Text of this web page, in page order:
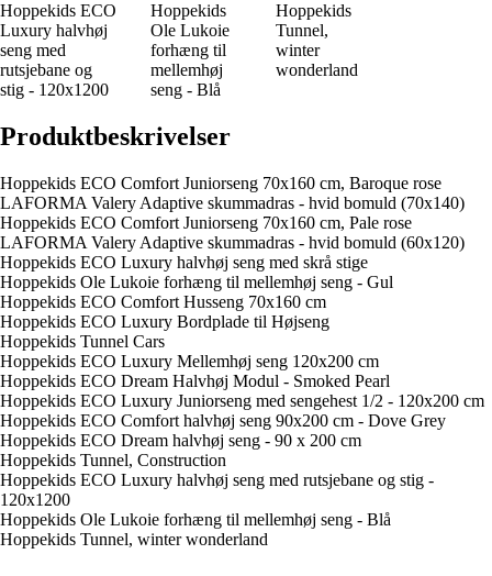
Hoppekids ECO
Luxury halvhøj
seng med
rutsjebane og
stig - 120x1200
Hoppekids
Ole Lukoie
forhæng til
mellemhøj
seng - Blå
Hoppekids
Tunnel,
winter
wonderland
Produktbeskrivelser
Hoppekids ECO Comfort Juniorseng 70x160 cm, Baroque rose
LAFORMA Valery Adaptive skummadras - hvid bomuld (70x140)
Hoppekids ECO Comfort Juniorseng 70x160 cm, Pale rose
LAFORMA Valery Adaptive skummadras - hvid bomuld (60x120)
Hoppekids ECO Luxury halvhøj seng med skrå stige
Hoppekids Ole Lukoie forhæng til mellemhøj seng - Gul
Hoppekids ECO Comfort Husseng 70x160 cm
Hoppekids ECO Luxury Bordplade til Højseng
Hoppekids Tunnel Cars
Hoppekids ECO Luxury Mellemhøj seng 120x200 cm
Hoppekids ECO Dream Halvhøj Modul - Smoked Pearl
Hoppekids ECO Luxury Juniorseng med sengehest 1/2 - 120x200 cm
Hoppekids ECO Comfort halvhøj seng 90x200 cm - Dove Grey
Hoppekids ECO Dream halvhøj seng - 90 x 200 cm
Hoppekids Tunnel, Construction
Hoppekids ECO Luxury halvhøj seng med rutsjebane og stig -
120x1200
Hoppekids Ole Lukoie forhæng til mellemhøj seng - Blå
Hoppekids Tunnel, winter wonderland